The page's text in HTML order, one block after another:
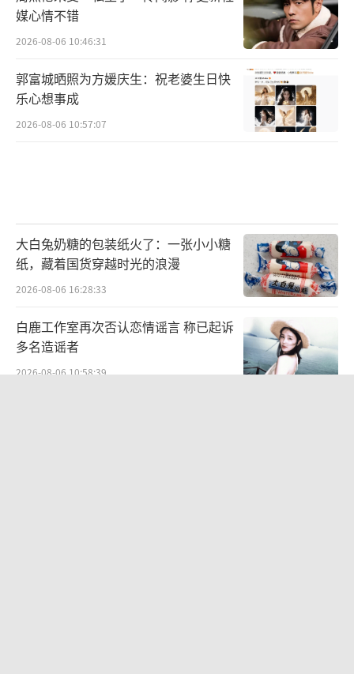
媒心情不错
2026-08-06 10:46:31
郭富城晒照为方媛庆生：祝老婆生日快
乐心想事成
2026-08-06 10:57:07
大白兔奶糖的包装纸火了：一张小小糖
纸，藏着国货穿越时光的浪漫
2026-08-06 16:28:33
白鹿工作室再次否认恋情谣言 称已起诉
多名造谣者
2026-08-06 10:58:39